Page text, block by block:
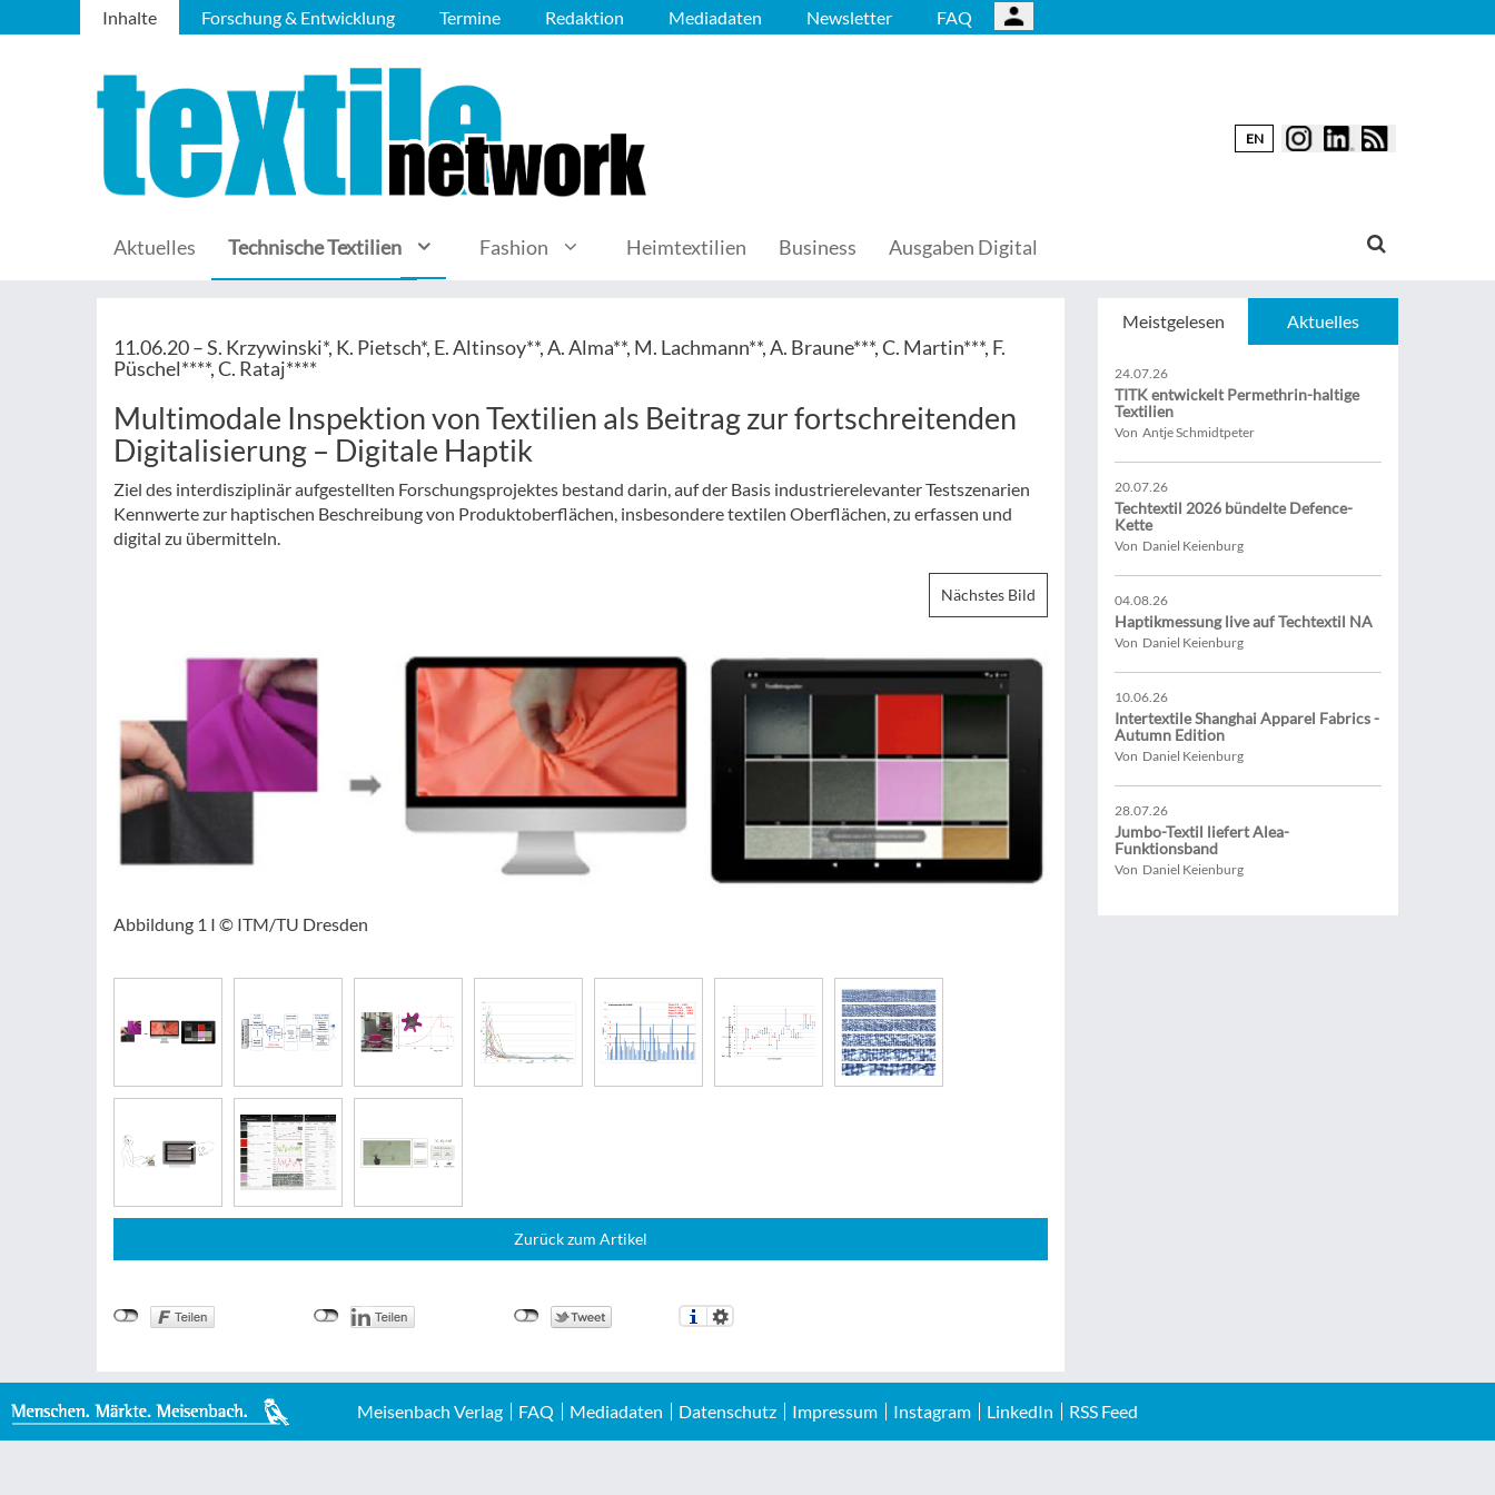
Inhalte Forschung & Entwicklung Termine Redaktion Mediadaten Newsletter FAQ
EN
Aktuelles Technische Textilien Fashion Heimtextilien Business Ausgaben Digital
11.06.20 –S. Krzywinski*, K. Pietsch*, E. Altinsoy**, A. Alma**, M. Lachmann**, A. Braune***, C. Martin***, F.
Püschel****, C. Rataj****
Multimodale Inspektion von Textilien als Beitrag zur fortschreitenden
Digitalisierung – Digitale Haptik
Ziel des interdisziplinär aufgestellten Forschungsprojektes bestand darin, auf der Basis industrierelevanter Testszenarien
Kennwerte zur haptischen Beschreibung von Produktoberflächen, insbesondere textilen Oberflächen, zu erfassen und
digital zu übermitteln.
Nächstes Bild
Abbildung 1 I © ITM/TU Dresden
Zurück zum Artikel
Meistgelesen Aktuelles
24.07.26
TITK entwickelt Permethrin-haltige
Textilien
Von Antje Schmidtpeter
20.07.26
Techtextil 2026 bündelte Defence-
Kette
Von Daniel Keienburg
04.08.26
Haptikmessung live auf Techtextil NA
Von Daniel Keienburg
10.06.26
Intertextile Shanghai Apparel Fabrics -
Autumn Edition
Von Daniel Keienburg
28.07.26
Jumbo-Textil liefert Alea-
Funktionsband
Von Daniel Keienburg
Meisenbach Verlag FAQ Mediadaten Datenschutz Impressum Instagram LinkedIn RSS Feed